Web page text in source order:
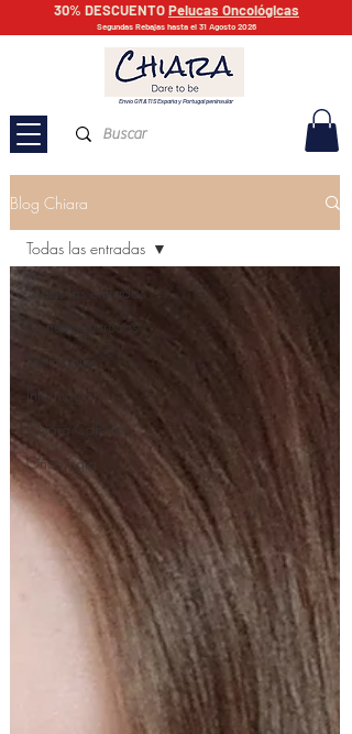
Envío GRATIS España y Portugal peninsular
30% DESCUENTOPelucas Oncológicas
Segundas Rebajas hasta el 31 Agosto 2026
Blog Chiara
Todas las entradas
Consejos y trucos
Testimonios
Información
Chiara Cabello
Oncología
Todas las entradas